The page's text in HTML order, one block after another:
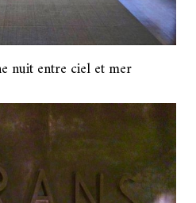
nuit entre ciel et mer